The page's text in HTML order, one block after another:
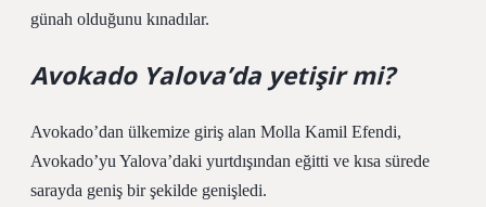
günah olduğunu kınadılar.
Avokado Yalova’da yetişir mi?
Avokado’dan ülkemize giriş alan Molla Kamil Efendi,
Avokado’yu Yalova’daki yurtdışından eğitti ve kısa sürede
sarayda geniş bir şekilde genişledi.